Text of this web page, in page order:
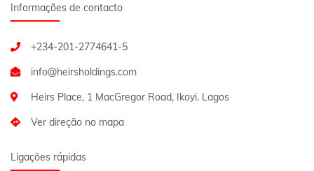
Informações de contacto
+234-201-2774641-5
Heirs Place, 1 MacGregor Road, Ikoyi. Lagos
Ver direção no mapa
Ligações rápidas